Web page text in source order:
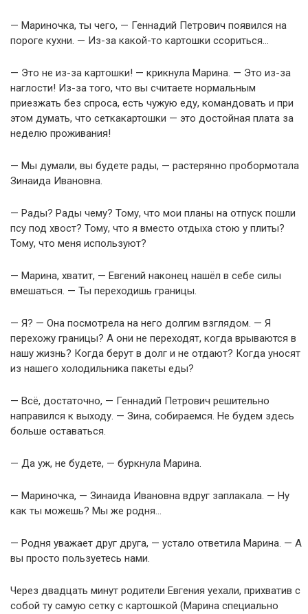
— Мариночка, ты чего, — Геннадий Петрович появился на
пороге кухни. — Из-за какой-то картошки ссориться…
— Это не из-за картошки! — крикнула Марина. — Это из-за
наглости! Из-за того, что вы считаете нормальным
приезжать без спроса, есть чужую еду, командовать и при
этом думать, что сеткакартошки — это достойная плата за
неделю проживания!
— Мы думали, вы будете рады, — растерянно пробормотала
Зинаида Ивановна.
— Рады? Рады чему? Тому, что мои планы на отпуск пошли
псу под хвост? Тому, что я вместо отдыха стою у плиты?
Тому, что меня используют?
— Марина, хватит, — Евгений наконец нашёл в себе силы
вмешаться. — Ты переходишь границы.
— Я? — Она посмотрела на него долгим взглядом. — Я
перехожу границы? А они не переходят, когда врываются в
нашу жизнь? Когда берут в долг и не отдают? Когда уносят
из нашего холодильника пакеты еды?
— Всё, достаточно, — Геннадий Петрович решительно
направился к выходу. — Зина, собираемся. Не будем здесь
больше оставаться.
— Да уж, не будете, — буркнула Марина.
— Мариночка, — Зинаида Ивановна вдруг заплакала. — Ну
как ты можешь? Мы же родня…
— Родня уважает друг друга, — устало ответила Марина. — А
вы просто пользуетесь нами.
Через двадцать минут родители Евгения уехали, прихватив с
собой ту самую сетку с картошкой (Марина специально